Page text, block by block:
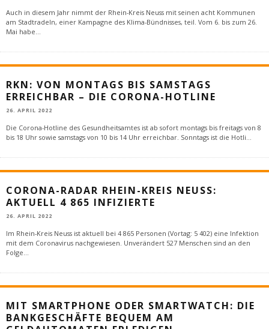
Auch in diesem Jahr nimmt der Rhein-Kreis Neuss mit seinen acht Kommunen
am Stadtradeln, einer Kampagne des Klima-Bündnisses, teil. Vom 6. bis zum 26.
Mai habe...
RKN: VON MONTAGS BIS SAMSTAGS
ERREICHBAR – DIE CORONA-HOTLINE
26. APRIL 2022
Die Corona-Hotline des Gesundheitsamtes ist ab sofort montags bis freitags von 8
bis 18 Uhr sowie samstags von 10 bis 14 Uhr erreichbar. Sonntags ist die Hotli...
CORONA-RADAR RHEIN-KREIS NEUSS:
AKTUELL 4 865 INFIZIERTE
26. APRIL 2022
Im Rhein-Kreis Neuss ist aktuell bei 4 865 Personen (Vortag: 5 402) eine Infektion
mit dem Coronavirus nachgewiesen. Unverändert 527 Menschen sind an den
Folge...
MIT SMARTPHONE ODER SMARTWATCH: DIE
BANKGESCHÄFTE BEQUEM AM